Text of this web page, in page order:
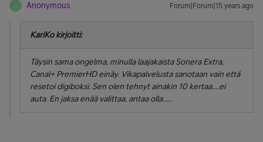
A Anonymous Forum|Forum|15 years ago
KariKo kirjoitti:
Täysin sama ongelma, minulla laajakaista Sonera Extra,
Canal+ PremierHD einäy. Vikapalvelusta sanotaan vain että
resetoi digiboksi. Sen olen tehnyt ainakin 10 kertaa....ei
auta. En jaksa enää valittaa, antaa olla.....